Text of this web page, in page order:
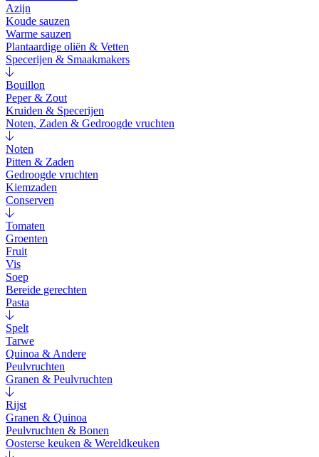
Azijn
Koude sauzen
Warme sauzen
Plantaardige oliën & Vetten
Specerijen & Smaakmakers
Bouillon
Peper & Zout
Kruiden & Specerijen
Noten, Zaden & Gedroogde vruchten
Noten
Pitten & Zaden
Gedroogde vruchten
Kiemzaden
Conserven
Tomaten
Groenten
Fruit
Vis
Soep
Bereide gerechten
Pasta
Spelt
Tarwe
Quinoa & Andere
Peulvruchten
Granen & Peulvruchten
Rijst
Granen & Quinoa
Peulvruchten & Bonen
Oosterse keuken & Wereldkeuken